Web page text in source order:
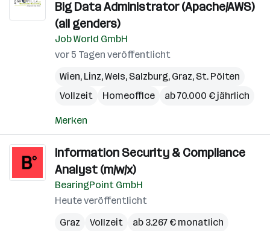
Big Data Administrator (Apache/AWS)
(all genders)
Job World GmbH
vor 5 Tagen veröffentlicht
Wien, Linz,Wels, Salzburg, Graz, St. Pölten
Vollzeit
Homeoffice ab 70.000 € jährlich
Merken
Information Security & Compliance
Analyst (m/w/x)
BearingPoint GmbH
Heute veröffentlicht
Graz
Vollzeit ab 3.267 € monatlich